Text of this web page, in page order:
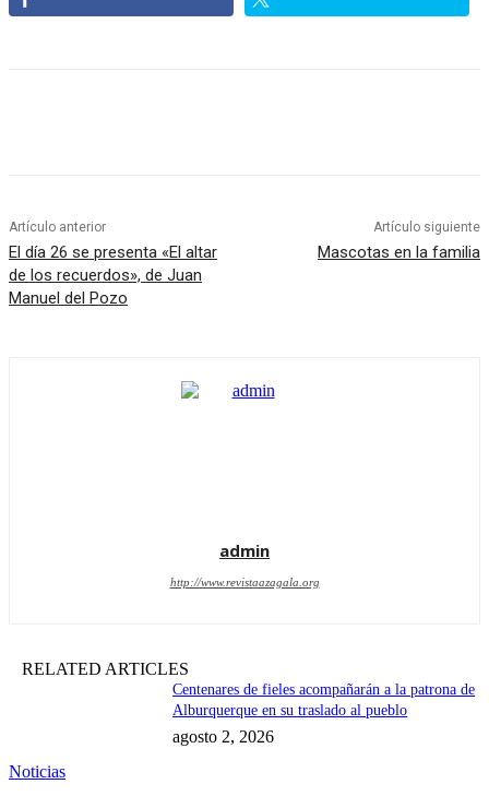
Artículo anterior
El día 26 se presenta «El altar
de los recuerdos», de Juan
Manuel del Pozo
Artículo siguiente
Mascotas en la familia
admin
http://www.revistaazagala.org
RELATED ARTICLES
Noticias
Centenares de fieles acompañarán a la patrona de
Alburquerque en su traslado al pueblo
agosto 2, 2026